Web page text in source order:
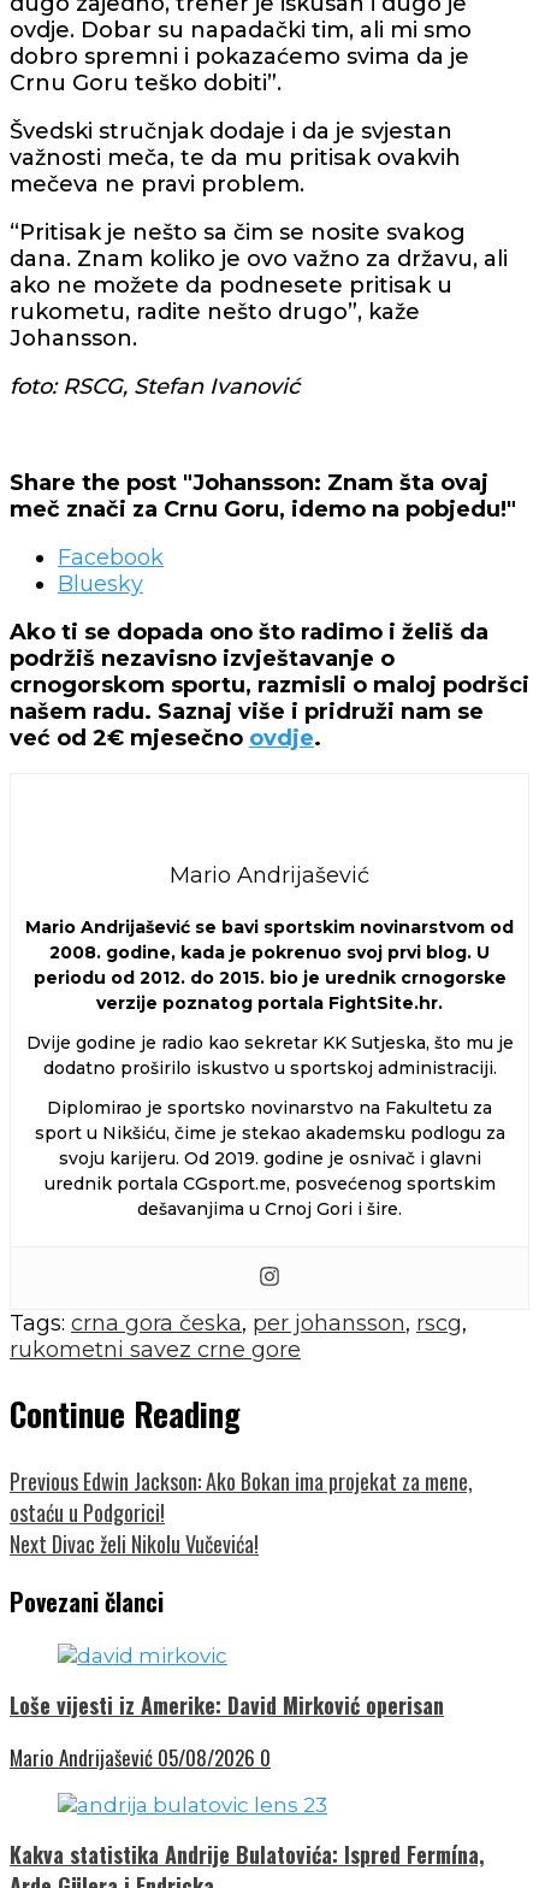
ovdje. Dobar su napadački tim, ali mi smo
dobro spremni i pokazaćemo svima da je
Crnu Goru teško dobiti”.
Švedski stručnjak dodaje i da je svjestan
važnosti meča, te da mu pritisak ovakvih
mečeva ne pravi problem.
“Pritisak je nešto sa čim se nosite svakog
dana. Znam koliko je ovo važno za državu, ali
ako ne možete da podnesete pritisak u
rukometu, radite nešto drugo”, kaže
Johansson.
foto: RSCG, Stefan Ivanović
Share the post "Johansson: Znam šta ovaj
meč znači za Crnu Goru, idemo na pobjedu!"
Facebook
Bluesky
Ako ti se dopada ono što radimo i želiš da
podržiš nezavisno izvještavanje o
crnogorskom sportu, razmisli o maloj podršci
našem radu. Saznaj više i pridruži nam se
već od 2€ mjesečno ovdje.
Mario Andrijašević
Mario Andrijašević se bavi sportskim novinarstvom od
2008. godine, kada je pokrenuo svoj prvi blog. U
periodu od 2012. do 2015. bio je urednik crnogorske
verzije poznatog portala FightSite.hr.
Dvije godine je radio kao sekretar KK Sutjeska, što mu je
dodatno proširilo iskustvo u sportskoj administraciji.
Diplomirao je sportsko novinarstvo na Fakultetu za
sport u Nikšiću, čime je stekao akademsku podlogu za
svoju karijeru. Od 2019. godine je osnivač i glavni
urednik portala CGsport.me, posvećenog sportskim
dešavanjima u Crnoj Gori i šire.
Tags: crna gora česka, per johansson, rscg,
rukometni savez crne gore
Continue Reading
PreviousEdwin Jackson: Ako Bokan ima projekat za mene,
ostaću u Podgorici!
Next Divac želi Nikolu Vučevića!
Povezani članci
Loše vijesti iz Amerike: David Mirković operisan
Mario Andrijašević 05/08/2026 0
Kakva statistika Andrije Bulatovića: Ispred Fermína,